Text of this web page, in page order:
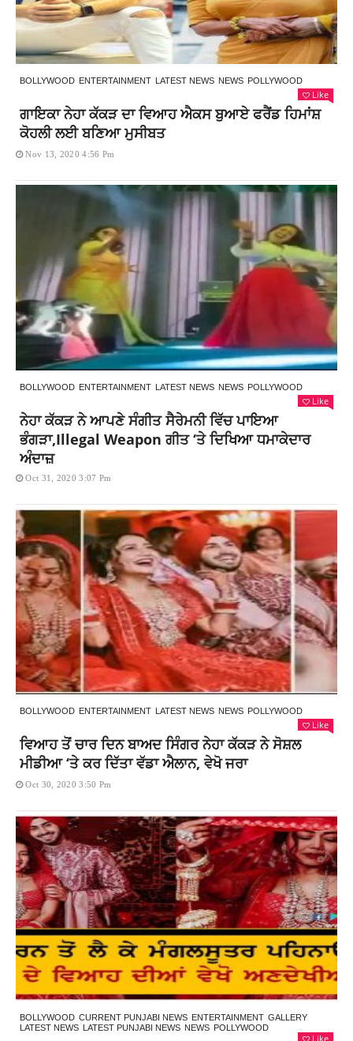
BOLLYWOOD ENTERTAINMENT LATEST NEWS NEWS POLLYWOOD
Like
ਗਾਇਕਾ ਨੇਹਾ ਕੱਕੜ ਦਾ ਵਿਆਹ ਐਕਸ ਬੁਆਏ ਫਰੈਂਡ ਹਿਮਾਂਸ਼
ਕੋਹਲੀ ਲਈ ਬਣਿਆ ਮੁਸੀਬਤ
Nov 13, 2020 4:56 Pm
BOLLYWOOD ENTERTAINMENT LATEST NEWS NEWS POLLYWOOD
Like
ਨੇਹਾ ਕੱਕੜ ਨੇ ਆਪਣੇ ਸੰਗੀਤ ਸੈਰੇਮਨੀ ਵਿੱਚ ਪਾਇਆ
ਭੰਗੜਾ,Illegal Weapon ਗੀਤ ‘ਤੇ ਦਿਖਿਆ ਧਮਾਕੇਦਾਰ
ਅੰਦਾਜ਼
Oct 31, 2020 3:07 Pm
BOLLYWOOD ENTERTAINMENT LATEST NEWS NEWS POLLYWOOD
Like
ਵਿਆਹ ਤੋਂ ਚਾਰ ਦਿਨ ਬਾਅਦ ਸਿੰਗਰ ਨੇਹਾ ਕੱਕੜ ਨੇ ਸੋਸ਼ਲ
ਮੀਡੀਆ ‘ਤੇ ਕਰ ਦਿੱਤਾ ਵੱਡਾ ਐਲਾਨ, ਵੇਖੋ ਜਰਾ
Oct 30, 2020 3:50 Pm
BOLLYWOOD CURRENT PUNJABI NEWS ENTERTAINMENT GALLERY
LATEST NEWS LATEST PUNJABI NEWS NEWS POLLYWOOD
Like